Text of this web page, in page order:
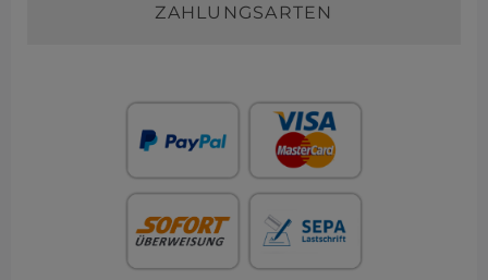
ZAHLUNGSARTEN